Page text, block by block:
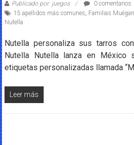
Publicado por: juegos
0 comentarios
15 apellidos más comunes, Familias
Nutella
Nutella personaliza sus tarros
Nutella Nutella lanza en México
etiquetas personalizadas llamada
Leer más